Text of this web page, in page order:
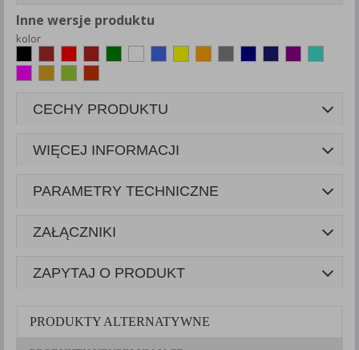
Inne wersje produktu
kolor
CECHY PRODUKTU
WIĘCEJ INFORMACJI
PARAMETRY TECHNICZNE
ZAŁĄCZNIKI
ZAPYTAJ O PRODUKT
PRODUKTY ALTERNATYWNE